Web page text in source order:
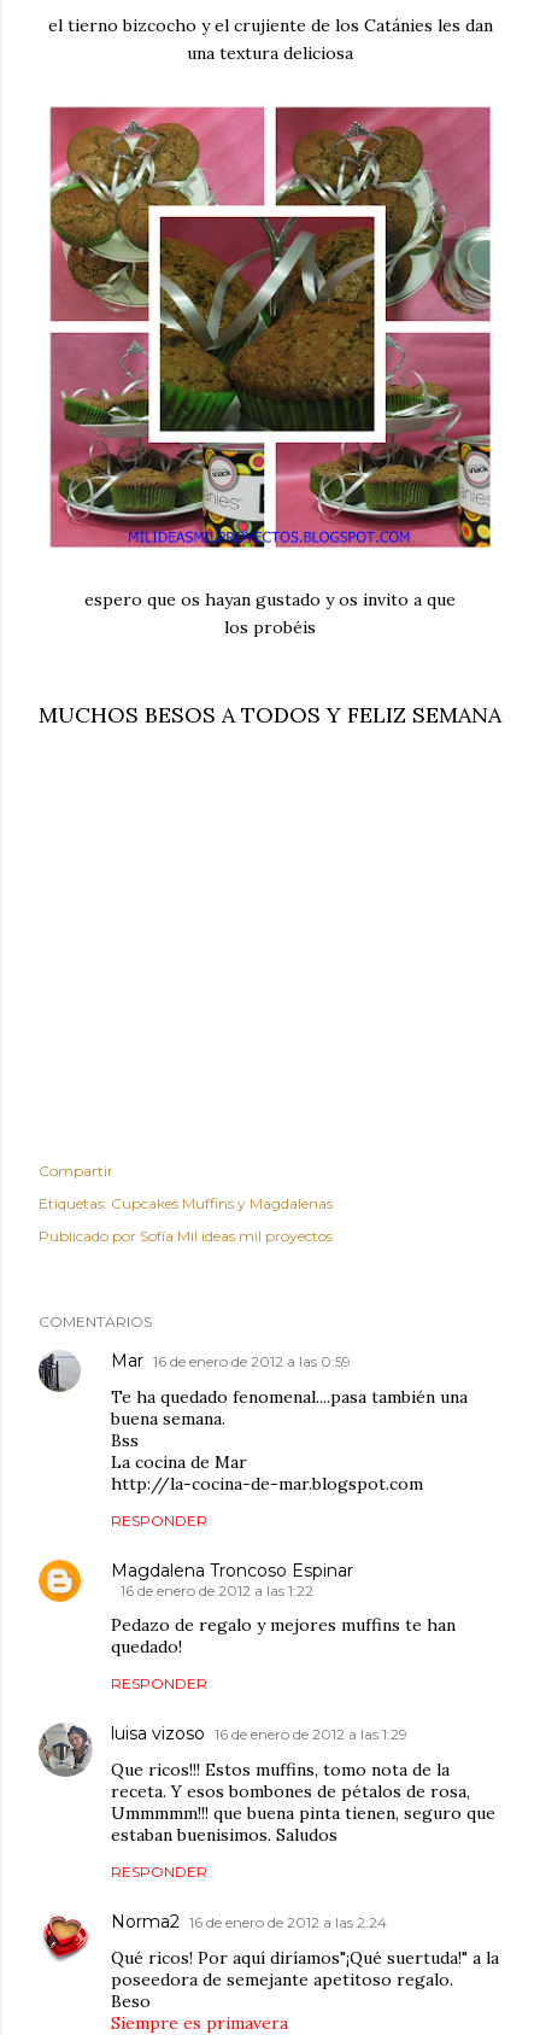
el tierno bizcocho y el crujiente de los Catánies les dan
una textura deliciosa
espero que os hayan gustado y os invito a que
los probéis
MUCHOS BESOS A TODOS Y FELIZ SEMANA
Compartir
Etiquetas: Cupcakes Muffins y Magdalenas
Publicado por Sofía Mil ideas mil proyectos
COMENTARIOS
Mar 16 de enero de 2012 a las 0:59
Te ha quedado fenomenal....pasa también una
buena semana.
Bss
La cocina de Mar
http://la-cocina-de-mar.blogspot.com
RESPONDER
Magdalena Troncoso Espinar
16 de enero de 2012 a las 1:22
Pedazo de regalo y mejores muffins te han
quedado!
RESPONDER
luisa vizoso 16 de enero de 2012 a las 1:29
Que ricos!!! Estos muffins, tomo nota de la
receta. Y esos bombones de pétalos de rosa,
Ummmmm!!! que buena pinta tienen, seguro que
estaban buenisimos. Saludos
RESPONDER
Norma2 16 de enero de 2012 a las 2:24
Qué ricos! Por aquí diríamos"¡Qué suertuda!" a la
poseedora de semejante apetitoso regalo.
Beso
Siempre es primavera